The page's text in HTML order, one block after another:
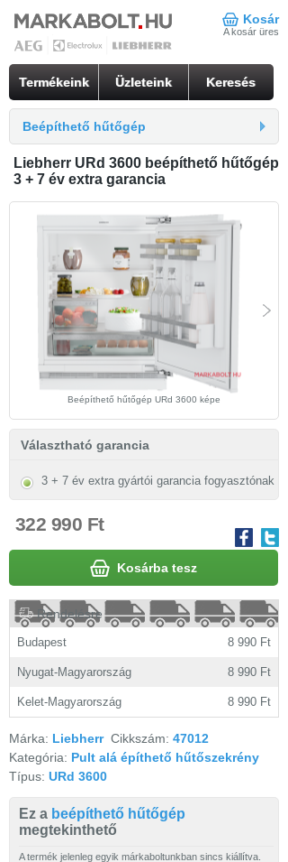
Kosár
A kosár üres
Termékeink Üzleteink Keresés
Beépíthető hűtőgép
Liebherr URd 3600 beépíthető hűtőgép
3 + 7 év extra garancia
Beépíthető hűtőgép URd 3600 képe
Választható garancia
3 + 7 év extra gyártói garancia fogyasztónak
322 990 Ft
Kosárba tesz
Rendelésre
Budapest 8 990 Ft
Nyugat-Magyarország 8 990 Ft
Kelet-Magyarország 8 990 Ft
Márka: LiebherrCikkszám: 47012
Kategória: Pult alá építhető hűtőszekrény
Típus: URd 3600
Ez a beépíthető hűtőgép
megtekinthető
A termék jelenleg egyik márkaboltunkban sincs kiállítva.